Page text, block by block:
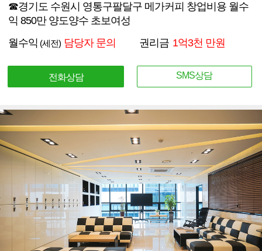
☎경기도 수원시 영통구팔달구 메가커피 창업비용 월수
익 850만 양도양수 초보여성
월수익 (세전) 담당자 문의 권리금 1억3천 만원
전화상담 SMS상담